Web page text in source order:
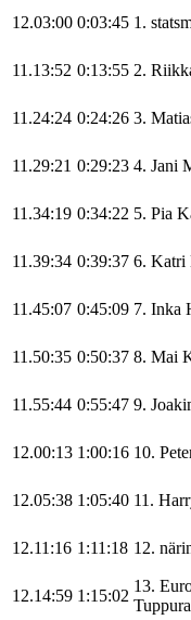
12.03:00 0:03:45 1.
11.13:52 0:13:55 2.
11.24:24 0:24:26 3.
11.29:21 0:29:23 4. Jani
11.34:19 0:34:22 5. Pia
11.39:34 0:39:37 6. Katri
11.45:07 0:45:09 7. Inka
11.50:35 0:50:37 8. Mai
11.55:44 0:55:47 9.
12.00:13 1:00:16 10.
12.05:38 1:05:40 11.
12.11:16 1:11:18 12.
12.14:59 1:15:02
13.